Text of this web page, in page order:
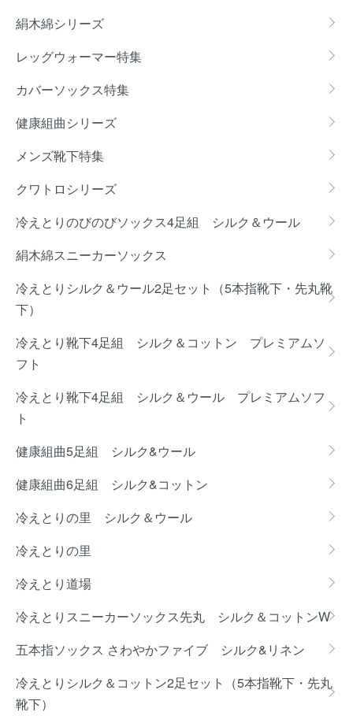
絹木綿シリーズ
レッグウォーマー特集
カバーソックス特集
健康組曲シリーズ
メンズ靴下特集
クワトロシリーズ
冷えとりのびのびソックス4足組 シルク＆ウール
絹木綿スニーカーソックス
冷えとりシルク＆ウール2足セット（5本指靴下・先丸靴
下）
冷えとり靴下4足組 シルク＆コットン プレミアムソ
フト
冷えとり靴下4足組 シルク＆ウール プレミアムソフ
ト
健康組曲5足組 シルク&ウール
健康組曲6足組 シルク&コットン
冷えとりの里 シルク＆ウール
冷えとりの里
冷えとり道場
冷えとりスニーカーソックス先丸 シルク＆コットンW
五本指ソックス さわやかファイブ シルク&リネン
冷えとりシルク＆コットン2足セット（5本指靴下・先丸
靴下）